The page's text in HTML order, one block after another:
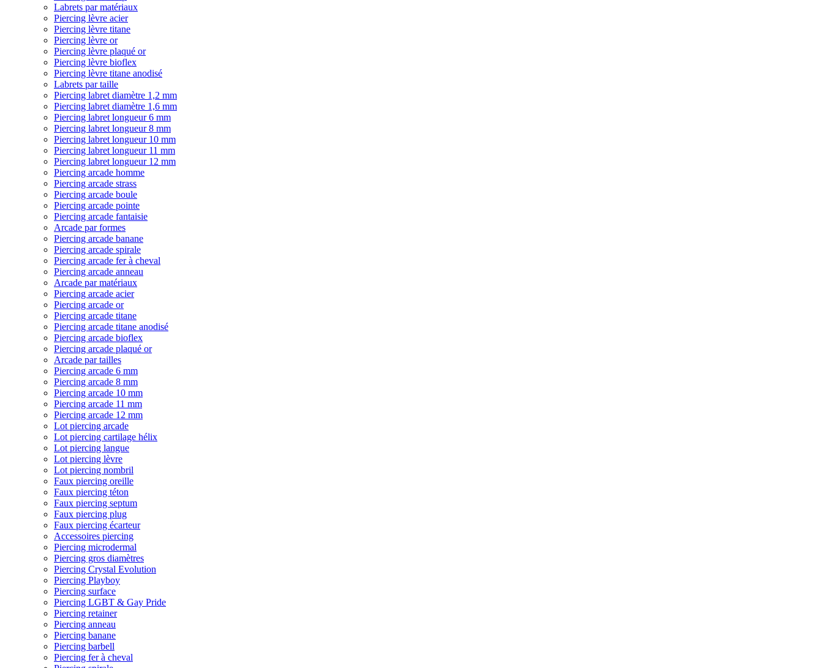
Labrets par matériaux
Piercing lèvre acier
Piercing lèvre titane
Piercing lèvre or
Piercing lèvre plaqué or
Piercing lèvre bioflex
Piercing lèvre titane anodisé
Labrets par taille
Piercing labret diamètre 1,2 mm
Piercing labret diamètre 1,6 mm
Piercing labret longueur 6 mm
Piercing labret longueur 8 mm
Piercing labret longueur 10 mm
Piercing labret longueur 11 mm
Piercing labret longueur 12 mm
Piercing arcade homme
Piercing arcade strass
Piercing arcade boule
Piercing arcade pointe
Piercing arcade fantaisie
Arcade par formes
Piercing arcade banane
Piercing arcade spirale
Piercing arcade fer à cheval
Piercing arcade anneau
Arcade par matériaux
Piercing arcade acier
Piercing arcade or
Piercing arcade titane
Piercing arcade titane anodisé
Piercing arcade bioflex
Piercing arcade plaqué or
Arcade par tailles
Piercing arcade 6 mm
Piercing arcade 8 mm
Piercing arcade 10 mm
Piercing arcade 11 mm
Piercing arcade 12 mm
Lot piercing arcade
Lot piercing cartilage hélix
Lot piercing langue
Lot piercing lèvre
Lot piercing nombril
Faux piercing oreille
Faux piercing téton
Faux piercing septum
Faux piercing plug
Faux piercing écarteur
Accessoires piercing
Piercing microdermal
Piercing gros diamètres
Piercing Crystal Evolution
Piercing Playboy
Piercing surface
Piercing LGBT & Gay Pride
Piercing retainer
Piercing anneau
Piercing banane
Piercing barbell
Piercing fer à cheval